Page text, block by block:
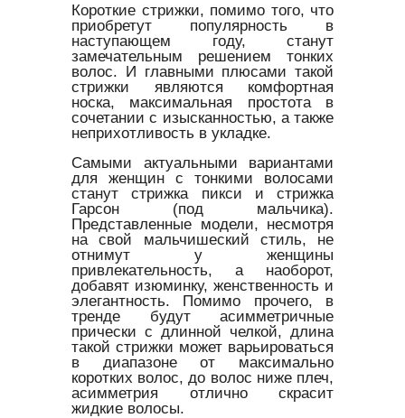
Короткие стрижки, помимо того, что
приобретут популярность в
наступающем году, станут
замечательным решением тонких
волос. И главными плюсами такой
стрижки являются комфортная
носка, максимальная простота в
сочетании с изысканностью, а также
неприхотливость в укладке.
Самыми актуальными вариантами
для женщин с тонкими волосами
станут стрижка пикси и стрижка
Гарсон (под мальчика).
Представленные модели, несмотря
на свой мальчишеский стиль, не
отнимут у женщины
привлекательность, а наоборот,
добавят изюминку, женственность и
элегантность. Помимо прочего, в
тренде будут асимметричные
прически с длинной челкой, длина
такой стрижки может варьироваться
в диапазоне от максимально
коротких волос, до волос ниже плеч,
асимметрия отлично скрасит
жидкие волосы.